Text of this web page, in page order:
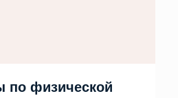
по физической